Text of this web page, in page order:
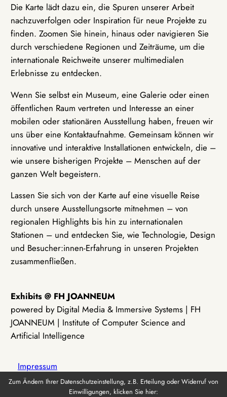
Die Karte lädt dazu ein, die Spuren unserer Arbeit
nachzuverfolgen oder Inspiration für neue Projekte zu
finden. Zoomen Sie hinein, hinaus oder navigieren Sie
durch verschiedene Regionen und Zeiträume, um die
internationale Reichweite unserer multimedialen
Erlebnisse zu entdecken.
Wenn Sie selbst ein Museum, eine Galerie oder einen
öffentlichen Raum vertreten und Interesse an einer
mobilen oder stationären Ausstellung haben, freuen wir
uns über eine Kontaktaufnahme. Gemeinsam können wir
innovative und interaktive Installationen entwickeln, die –
wie unsere bisherigen Projekte – Menschen auf der
ganzen Welt begeistern.
Lassen Sie sich von der Karte auf eine visuelle Reise
durch unsere Ausstellungsorte mitnehmen – von
regionalen Highlights bis hin zu internationalen
Stationen – und entdecken Sie, wie Technologie, Design
und Besucher:innen-Erfahrung in unseren Projekten
zusammenfließen.
Exhibits @ FH JOANNEUM
powered by Digital Media & Immersive Systems | FH
JOANNEUM | Institute of Computer Science and
Artificial Intelligence
Impressum
Zum Ändern Ihrer Datenschutzeinstellung, z.B. Erteilung oder Widerruf von
Einwilligungen, klicken Sie hier: